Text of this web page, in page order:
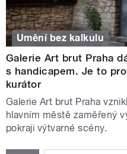
Umění bez kalkulu
Galerie Art brut Praha
s handicapem. Je to
kurátor
Galerie Art brut Praha
hlavním městě zaměřený
pokraji výtvarné scény.